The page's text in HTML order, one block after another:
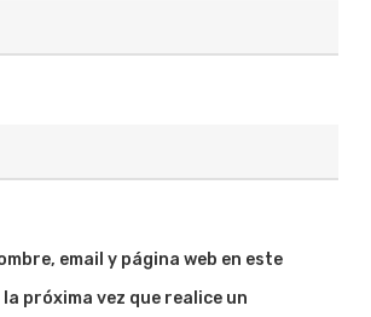
email y página web en este
próxima vez que realice un